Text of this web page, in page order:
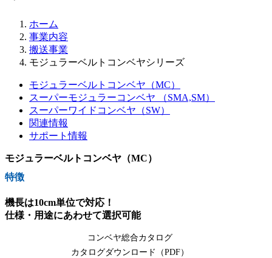
ホーム
事業内容
搬送事業
モジュラーベルトコンベヤシリーズ
モジュラーベルトコンベヤ（MC）
スーパーモジュラーコンベヤ （SMA,SM）
スーパーワイドコンベヤ（SW）
関連情報
サポート情報
モジュラーベルトコンベヤ（MC）
特徴
機長は10cm単位で対応！
仕様・用途にあわせて選択可能
コンベヤ総合カタログ
カタログダウンロード（PDF）